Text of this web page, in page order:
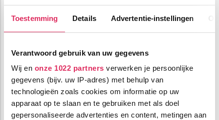
Toestemming Details Advertentie-instellingen
Verantwoord gebruik van uw gegevens
Wij en onze 1022 partners verwerken je persoonlijke
gegevens (bijv. uw IP-adres) met behulp van
technologieën zoals cookies om informatie op uw
apparaat op te slaan en te gebruiken met als doel
gepersonaliseerde advertenties en content, metingen aan
Comfortabele chalet-appartementen (2-16 personen) aan de
piste van Val Cenis Lanslevillard!